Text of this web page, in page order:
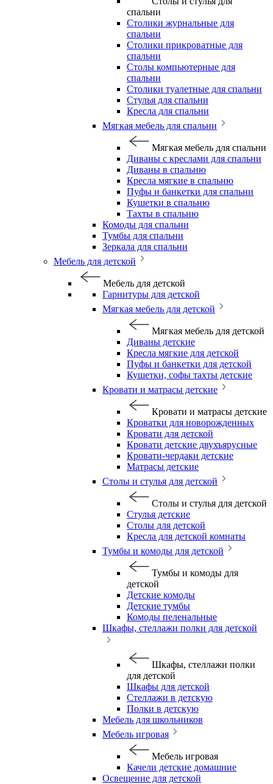
спальни
Столики журнальные для
спальни
Столики прикроватные для
спальни
Столы компьютерные для
спальни
Столики туалетные для спальни
Стулья для спальни
Кресла для спальни
Мягкая мебель для спальни
Мягкая мебель для спальни
Диваны с креслами для спальни
Диваны в спальню
Кресла мягкие в спальню
Пуфы и банкетки для спальни
Кушетки в спальню
Тахты в спальню
Комоды для спальни
Тумбы для спальни
Зеркала для спальни
Мебель для детской
Мебель для детской
Гарнитуры для детской
Мягкая мебель для детской
Мягкая мебель для детской
Диваны детские
Кресла мягкие для детской
Пуфы и банкетки для детской
Кушетки, софы тахты детские
Кровати и матрасы детские
Кровати и матрасы детские
Кроватки для новорожденных
Кровати для детской
Кровати детские двухъярусные
Кровати-чердаки детские
Матрасы детские
Столы и стулья для детской
Столы и стулья для детской
Стулья детские
Столы для детской
Кресла для детской комнаты
Тумбы и комоды для детской
Тумбы и комоды для
детской
Детские комоды
Детские тумбы
Комоды пеленальные
Шкафы, стеллажи полки для детской
Шкафы, стеллажи полки
для детской
Шкафы для детской
Стеллажи в детскую
Полки в детскую
Мебель для школьников
Мебель игровая
Мебель игровая
Качели детские домашние
Освещение для детской